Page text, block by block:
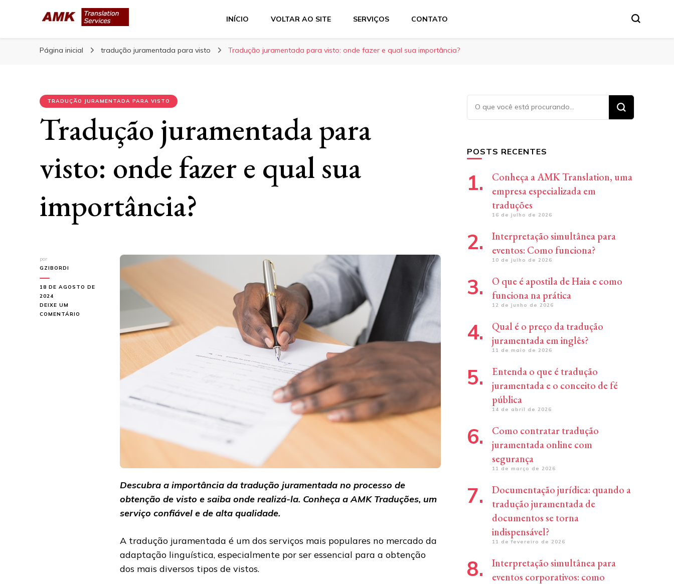
AMK Translation Services
INÍCIO VOLTAR AO SITE SERVIÇOS CONTATO
Página inicial tradução juramentada para visto Tradução juramentada para visto: onde fazer e qual sua importância?
TRADUÇÃO JURAMENTADA PARA VISTO
Tradução juramentada para
visto: onde fazer e qual sua
importância?
por
GZIBORDI
18 DE AGOSTO DE
2024
DEIXE UM
COMENTÁRIO
JURAMENTADA
Descubra a importância da tradução juramentada no processo de
obtenção de visto e saiba onde realizá-la. Conheça a AMK Traduções, um
serviço confiável e de alta qualidade.
A tradução juramentada é um dos serviços mais populares no mercado da
adaptação linguística, especialmente por ser essencial para a obtenção
dos mais diversos tipos de vistos.
Procurando
algo?
POSTS RECENTES
Conheça a AMK Translation, uma
empresa especializada em
traduções
16 de julho de 2026
Interpretação simultânea para
eventos: Como funciona?
10 de julho de 2026
O que é apostila de Haia e como
funciona na prática
12 de junho de 2026
Qual é o preço da tradução
juramentada em inglês?
11 de maio de 2026
Entenda o que é tradução
juramentada e o conceito de fé
pública
14 de abril de 2026
Como contratar tradução
juramentada online com
segurança
11 de março de 2026
Documentação jurídica: quando a
tradução juramentada de
documentos se torna
indispensável?
11 de fevereiro de 2026
Interpretação simultânea para
eventos corporativos: como